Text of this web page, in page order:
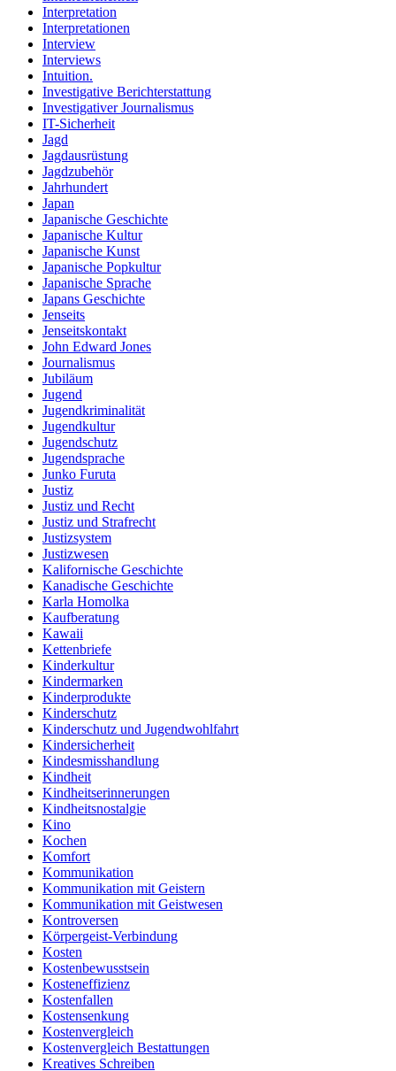
Interpretation
Interpretationen
Interview
Interviews
Intuition.
Investigative Berichterstattung
Investigativer Journalismus
IT-Sicherheit
Jagd
Jagdausrüstung
Jagdzubehör
Jahrhundert
Japan
Japanische Geschichte
Japanische Kultur
Japanische Kunst
Japanische Popkultur
Japanische Sprache
Japans Geschichte
Jenseits
Jenseitskontakt
John Edward Jones
Journalismus
Jubiläum
Jugend
Jugendkriminalität
Jugendkultur
Jugendschutz
Jugendsprache
Junko Furuta
Justiz
Justiz und Recht
Justiz und Strafrecht
Justizsystem
Justizwesen
Kalifornische Geschichte
Kanadische Geschichte
Karla Homolka
Kaufberatung
Kawaii
Kettenbriefe
Kinderkultur
Kindermarken
Kinderprodukte
Kinderschutz
Kinderschutz und Jugendwohlfahrt
Kindersicherheit
Kindesmisshandlung
Kindheit
Kindheitserinnerungen
Kindheitsnostalgie
Kino
Kochen
Komfort
Kommunikation
Kommunikation mit Geistern
Kommunikation mit Geistwesen
Kontroversen
Körpergeist-Verbindung
Kosten
Kostenbewusstsein
Kosteneffizienz
Kostenfallen
Kostensenkung
Kostenvergleich
Kostenvergleich Bestattungen
Kreatives Schreiben